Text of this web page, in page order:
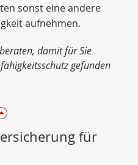
sonst eine andere
aufnehmen.
damit für Sie
gefunden
für